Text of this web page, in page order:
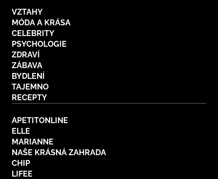
VZTAHY
MÓDA A KRÁSA
CELEBRITY
PSYCHOLOGIE
ZDRAVÍ
ZÁBAVA
BYDLENÍ
TAJEMNO
RECEPTY
APETITONLINE
ELLE
MARIANNE
NAŠE KRÁSNÁ ZAHRADA
CHIP
LIFEE